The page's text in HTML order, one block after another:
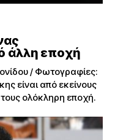
άλλη εποχή
/ Φωτογραφίες:
είναι από εκείνους
ολόκληρη εποχή.